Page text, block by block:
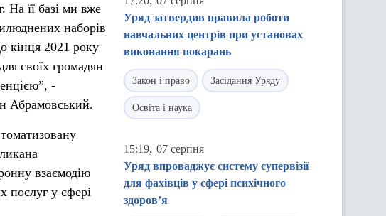
На її базі ми вже
наборів
кінця 2021 року
своїх громадян
-
Абрамовський.
взаємодію
послуг у сфері
Уряд затвердив правила роботи
навчальних центрів при установах
виконання покарань
Закон і право Засідання Уряду
Освіта і наука
15:19, 07 серпня
Уряд впроваджує систему супервізії
для фахівців у сфері психічного
здоров’я